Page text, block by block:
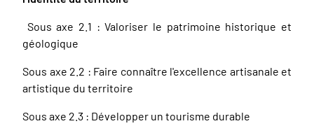
Sous axe 2.1 : Valoriser le patrimoine historique et
géologique
Sous axe 2.2 : Faire connaître l'excellence artisanale et
artistique du territoire
Sous axe 2.3 : Développer un tourisme durable